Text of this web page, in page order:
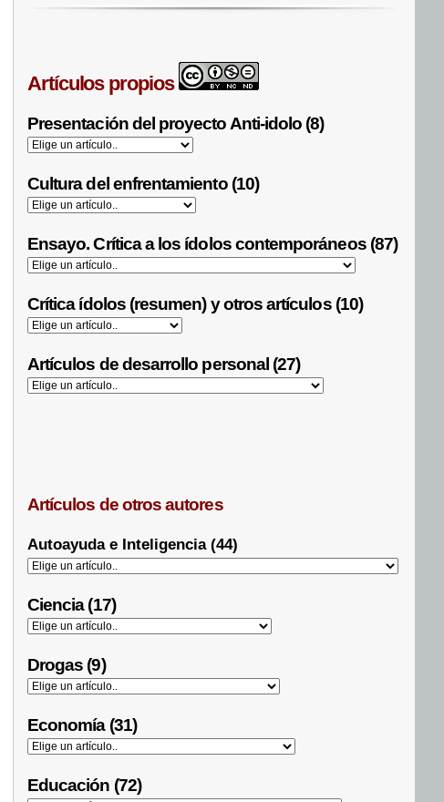
Artículos propios
Presentación del proyecto Anti-idolo (8)
Cultura del enfrentamiento (10)
Ensayo. Crítica a los ídolos contemporáneos (87)
Crítica ídolos (resumen) y otros artículos (10)
Artículos de desarrollo personal (27)
Artículos de otros autores
Autoayuda e Inteligencia (44)
Ciencia (17)
Drogas (9)
Economía (31)
Educación (72)